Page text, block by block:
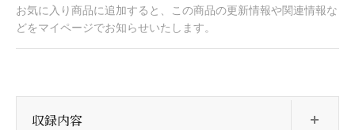
お気に入り商品に追加すると、この商品の更新情報や関連情報な
どをマイページでお知らせいたします。
収録内容